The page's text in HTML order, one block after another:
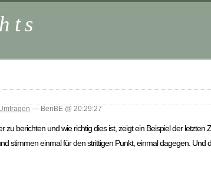
— BenBE @ 20:29:27
berichten und wie richtig dies ist, zeigt ein Beispiel der letzten
stimmen einmal für den strittigen Punkt, einmal dagegen. Und